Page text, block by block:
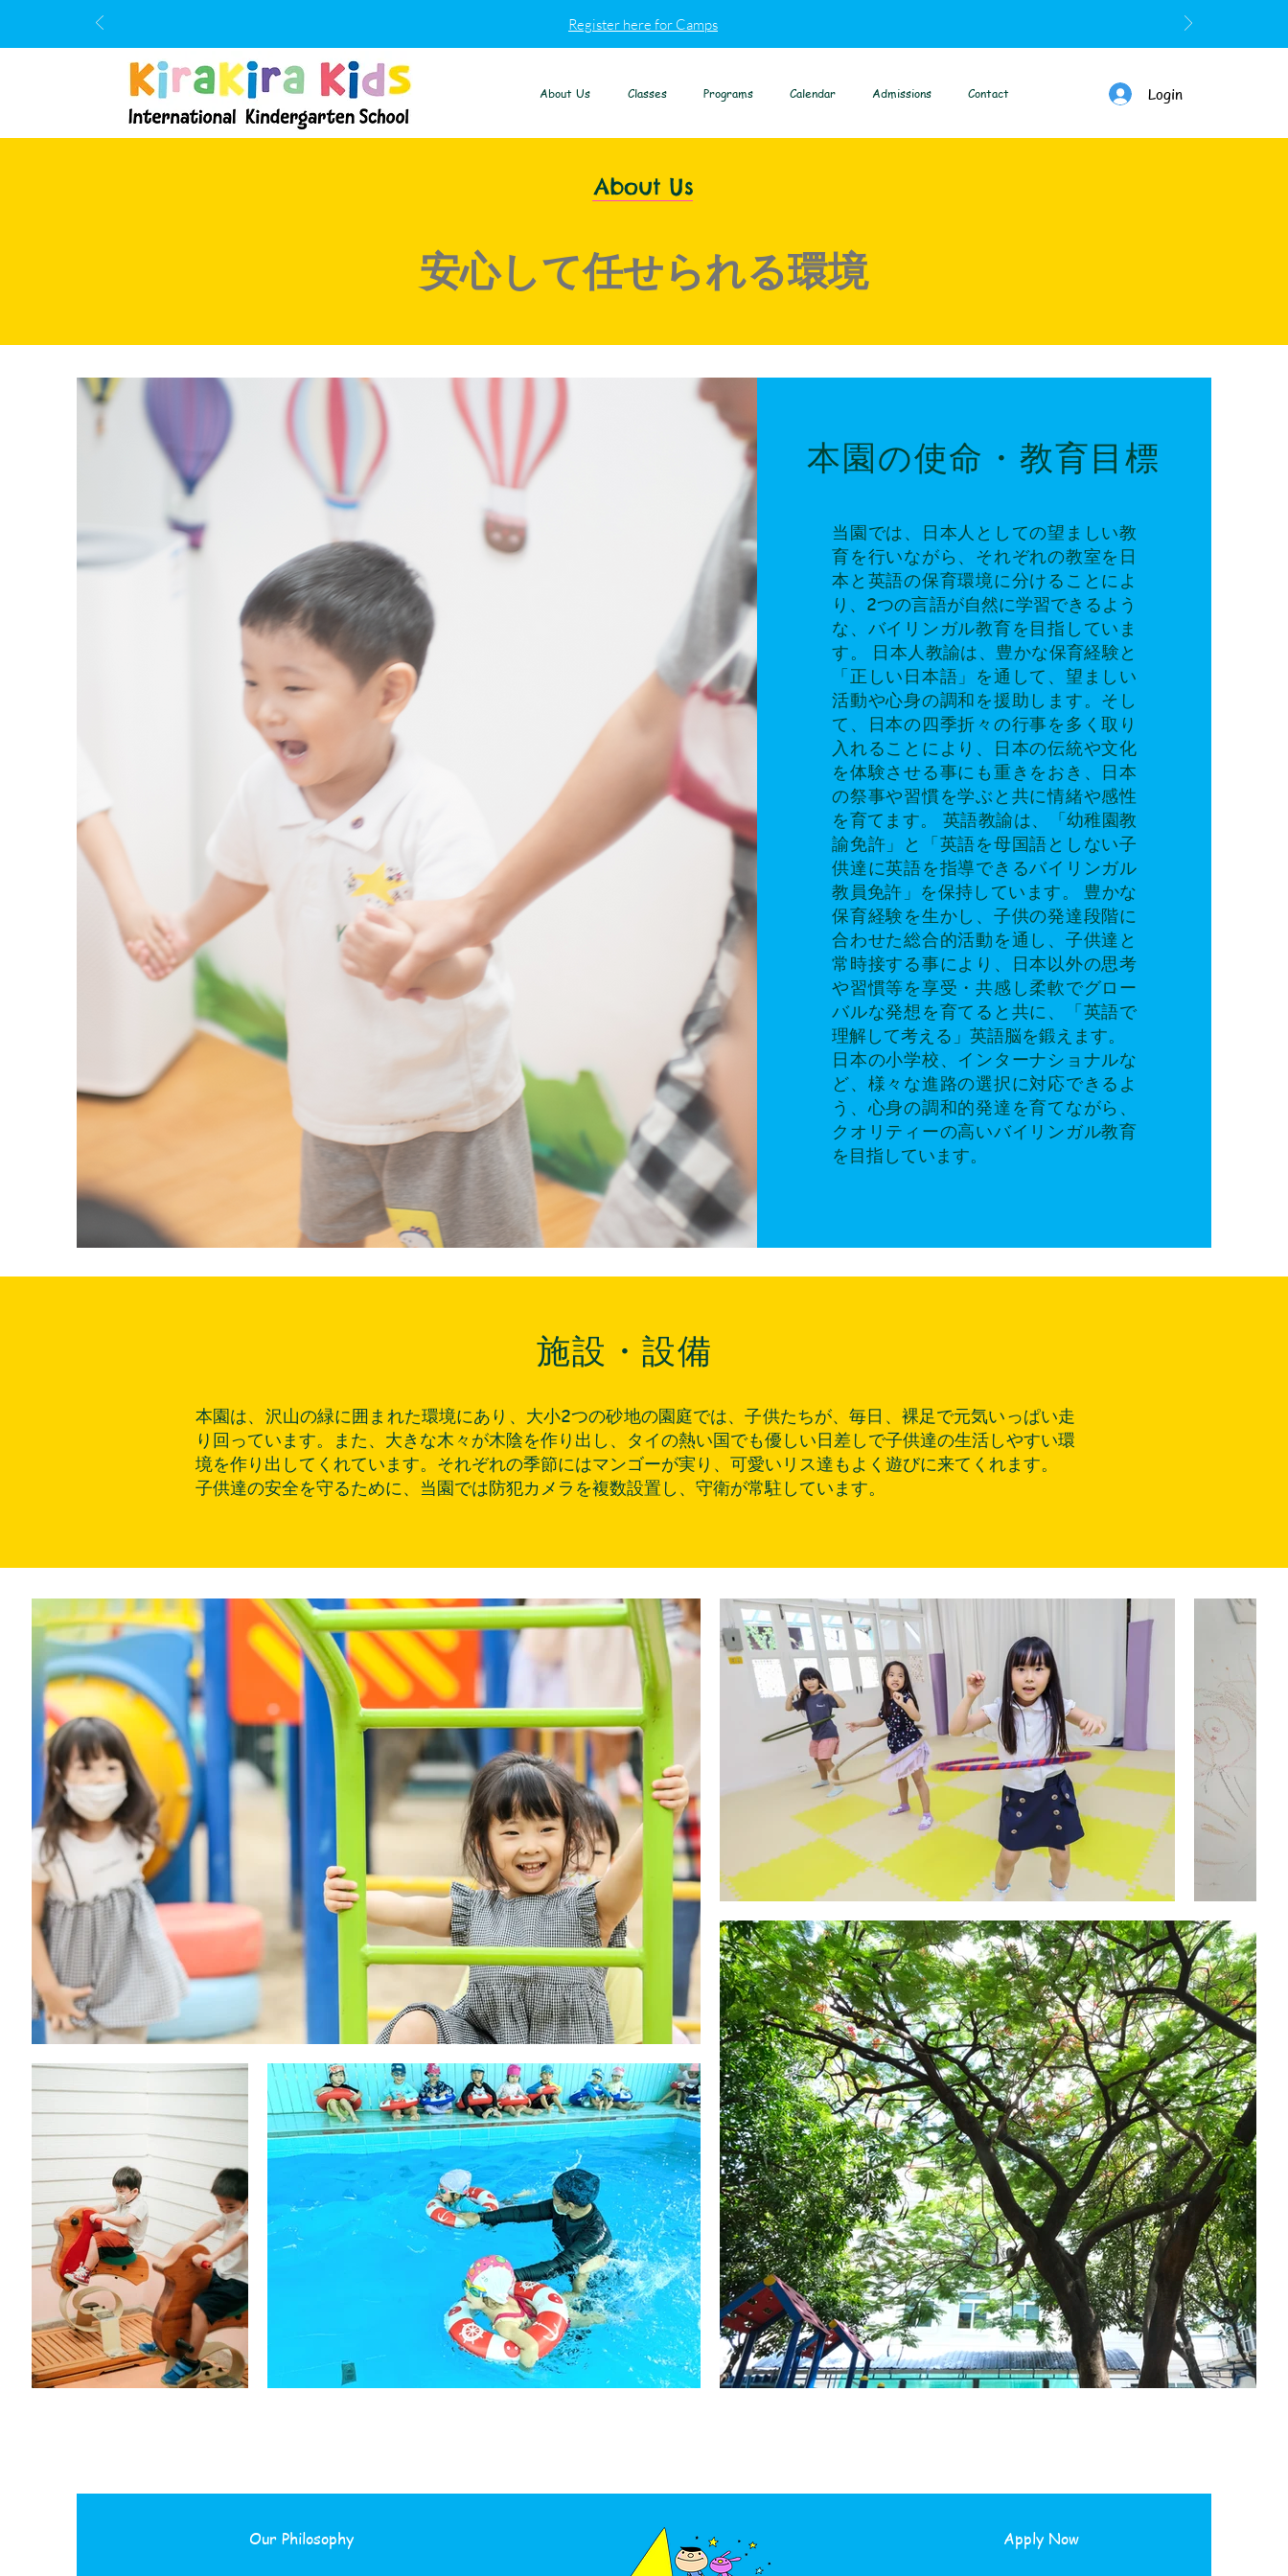
Register here for Camps
About Us Classes Programs Calendar Admissions Contact Login
About Us
安心して任せられる環境
本園の使命・教育目標
当園では、日本人としての望ましい教
育を行いながら、それぞれの教室を日
本と英語の保育環境に分けることによ
り、2つの言語が自然に学習できるよう
な、バイリンガル教育を目指していま
す。 日本人教諭は、豊かな保育経験と
「正しい日本語」を通して、望ましい
活動や心身の調和を援助します。そし
て、日本の四季折々の行事を多く取り
入れることにより、日本の伝統や文化
を体験させる事にも重きをおき、日本
の祭事や習慣を学ぶと共に情緒や感性
を育てます。 英語教諭は、「幼稚園教
諭免許」と「英語を母国語としない子
供達に英語を指導できるバイリンガル
教員免許」を保持しています。 豊かな
保育経験を生かし、子供の発達段階に
合わせた総合的活動を通し、子供達と
常時接する事により、日本以外の思考
や習慣等を享受・共感し柔軟でグロー
バルな発想を育てると共に、「英語で
理解して考える」英語脳を鍛えます。
日本の小学校、インターナショナルな
ど、様々な進路の選択に対応できるよ
う、心身の調和的発達を育てながら、
クオリティーの高いバイリンガル教育
を目指しています。
施設・設備
本園は、沢山の緑に囲まれた環境にあり、大小2つの砂地の園庭では、子供たちが、毎日、裸足で元気いっぱい走
り回っています。また、大きな木々が木陰を作り出し、タイの熱い国でも優しい日差しで子供達の生活しやすい環
境を作り出してくれています。それぞれの季節にはマンゴーが実り、可愛いリス達もよく遊びに来てくれます。
子供達の安全を守るために、当園では防犯カメラを複数設置し、守衛が常駐しています。
Our Philosophy Apply Now